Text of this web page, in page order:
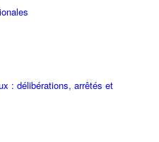
: délibérations, arrêtés et